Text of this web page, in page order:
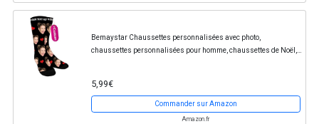
Bemaystar Chaussettes personnalisées avec photo,
chaussettes personnalisées pour homme, chaussettes de Noël,
5,99€
Commander sur Amazon
Amazon.fr